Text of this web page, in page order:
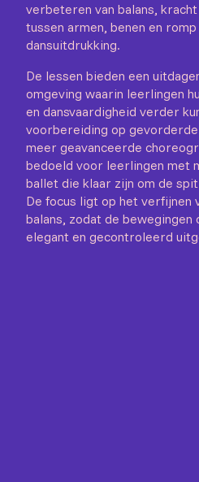
verbeteren van balans,
tussen armen, benen en
dansuitdrukking.
De lessen bieden een
omgeving waarin leerlingen
en dansvaardigheid verder
voorbereiding op
meer geavanceerde
bedoeld voor leerlingen met
ballet die klaar zijn om de
De focus ligt op het verfijnen
balans, zodat de
elegant en gecontroleerd